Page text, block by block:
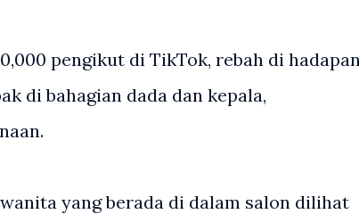
pengikut di TikTok, rebah di
di bahagian dada dan kepala,
yang berada di dalam salon dilihat